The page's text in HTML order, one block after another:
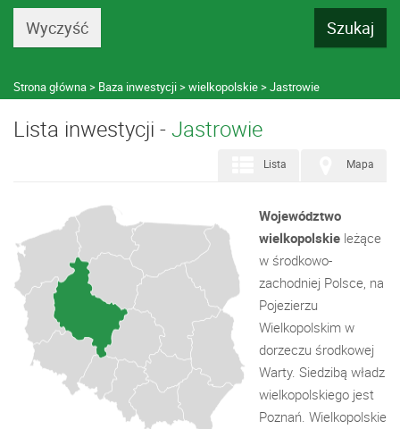
Strona główna Baza inwestycji wielkopolskie Jastrowie
Lista inwestycji - Jastrowie
Mapa
Lista
Województwo
wielkopolskie leżące
w środkowo-
zachodniej Polsce, na
Pojezierzu
Wielkopolskim w
dorzeczu środkowej
Warty. Siedzibą władz
wielkopolskiego jest
Poznań. Wielkopolskie